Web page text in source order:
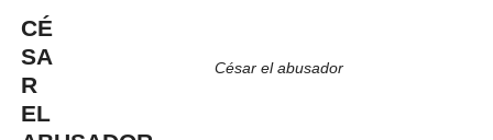
César el abusador
CÉ
SA
R
EL